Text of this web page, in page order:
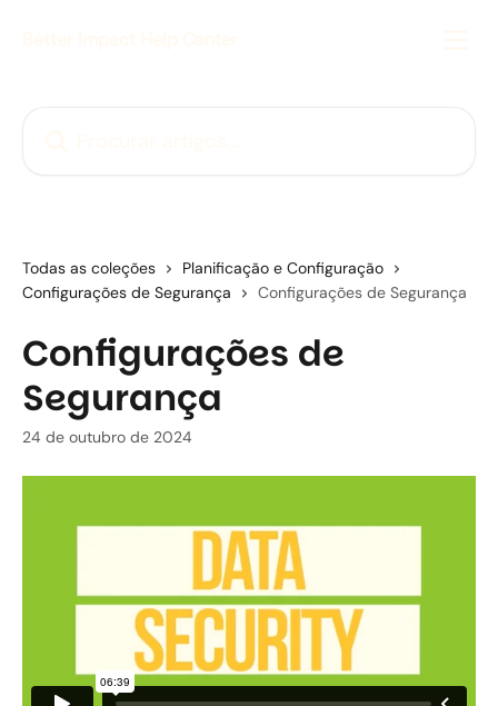
Todas as coleções
Planificação e Configuração
Configurações de Segurança
Configurações de Segurança
Configurações de
Segurança
24 de outubro de 2024